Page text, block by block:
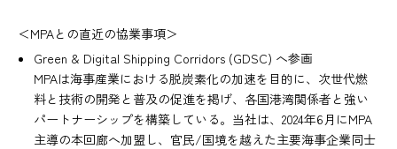
＜MPAとの直近の協業事項＞
Green & Digital Shipping Corridors (GDSC) へ参画
MPAは海事産業における脱炭素化の加速を目的に、次世代燃
料と技術の開発と普及の促進を掲げ、各国港湾関係者と強い
パートナーシップを構築している。当社は、2024年6月にMPA
主導の本回廊へ加盟し、官民/国境を越えた主要海事企業同士